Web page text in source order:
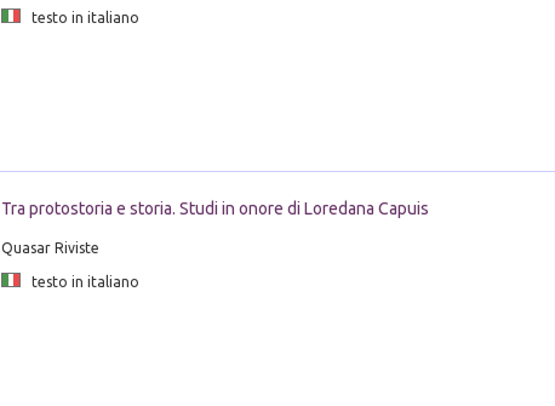
testo in italiano
Tra protostoria e storia. Studi in onore di Loredana Capuis
Quasar Riviste
testo in italiano